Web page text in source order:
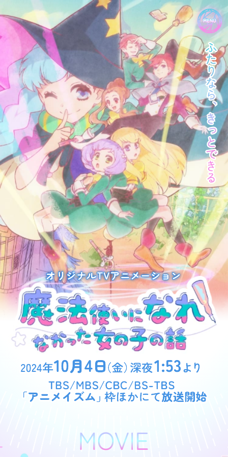
オリジナルTVアニメーション